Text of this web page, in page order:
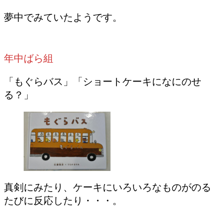
夢中でみていたようです。
年中ばら組
「もぐらバス」「ショートケーキになにのせ
る？」
真剣にみたり、ケーキにいろいろなものがのる
たびに反応したり・・・。